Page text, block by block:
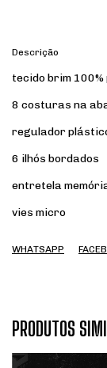
Descrição
tecido brim
8 costuras na
regulador
6 ilhós bordados
entretela
vies micro
WHATSAPP
PRODUTOS